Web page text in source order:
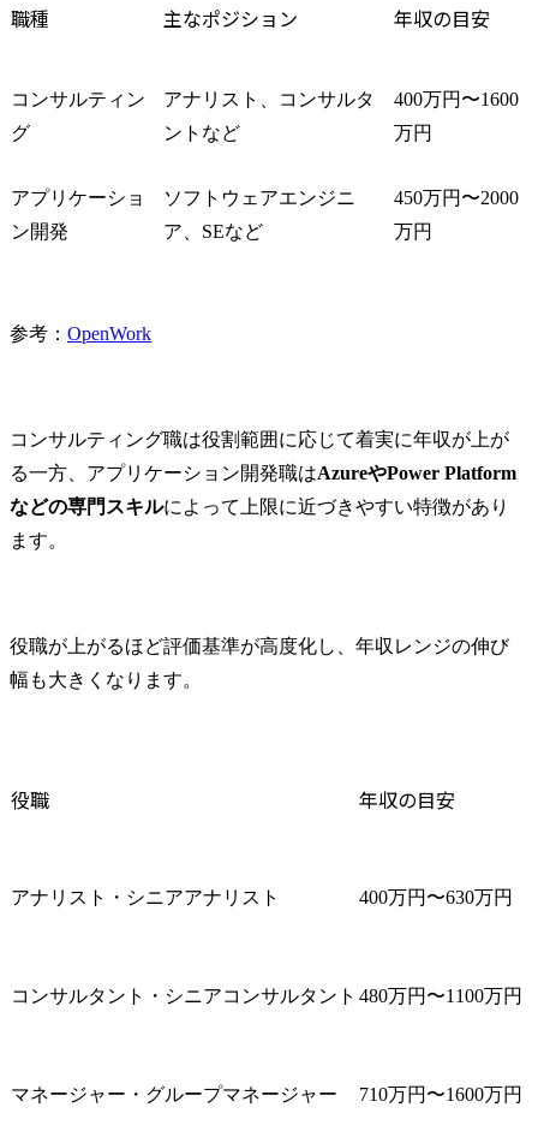
職種 主なポジション 年収の目安
コンサルティン
グ
アナリスト、コンサルタ
ントなど
400万円〜1600
万円
アプリケーショ
ン開発
ソフトウェアエンジニ
ア、SEなど
450万円〜2000
万円
参考： OpenWork
コンサルティング職は役割範囲に応じて着実に年収が上が
る一方、アプリケーション開発職はAzureやPower Platform
などの専門スキルによって上限に近づきやすい特徴があり
ます。
役職が上がるほど評価基準が高度化し、年収レンジの伸び
幅も大きくなります。
役職 年収の目安
アナリスト・シニアアナリスト 400万円〜630万円
コンサルタント・シニアコンサルタント 480万円〜1100万円
マネージャー・グループマネージャー 710万円〜1600万円